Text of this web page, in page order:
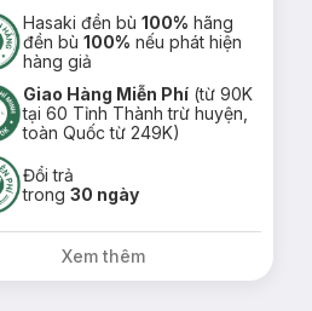
Hasaki đền bù100% hãng
đền bù100% nếu phát hiện
hàng giả
Giao Hàng Miễn Phí (từ 90K
tại 60 Tỉnh Thành trừ huyện,
toàn Quốc từ 249K)
Đổi trả
trong30 ngày
Xem thêm